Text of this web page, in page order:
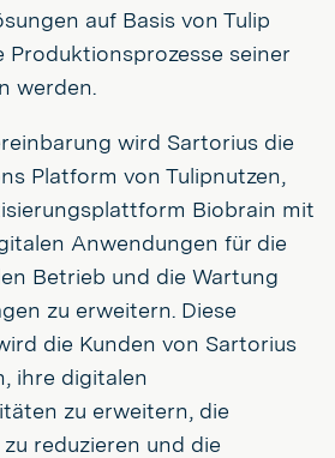
auf Basis von Tulip
Produktionsprozesse seiner
werden.
wird Sartorius die
Platform von Tulipnutzen,
Biobrain mit
Anwendungen für die
Betrieb und die Wartung
zu erweitern. Diese
die Kunden von Sartorius
ihre digitalen
zu erweitern, die
reduzieren und die